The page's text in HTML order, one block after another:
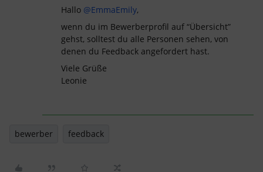
Hallo ​ @EmmaEmily,
wenn du im Bewerberprofil auf “Übersicht”
gehst, solltest du alle Personen sehen, von
denen du Feedback angefordert hast.
Viele Grüße
Leonie
bewerber feedback